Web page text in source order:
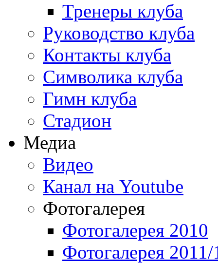
Тренеры клуба
Руководство клуба
Контакты клуба
Символика клуба
Гимн клуба
Стадион
Медиа
Видео
Канал на Youtube
Фотогалерея
Фотогалерея 2010
Фотогалерея 2011/